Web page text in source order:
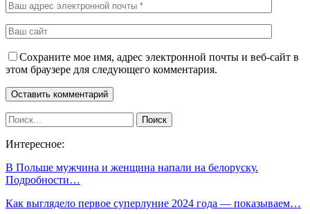
Сохраните мое имя, адрес электронной почты и веб-сайт в
этом браузере для следующего комментария.
Интересное:
В Польше мужчина и женщина напали на белоруску.
Подробности…
Как выглядело первое суперлуние 2024 года — показываем…